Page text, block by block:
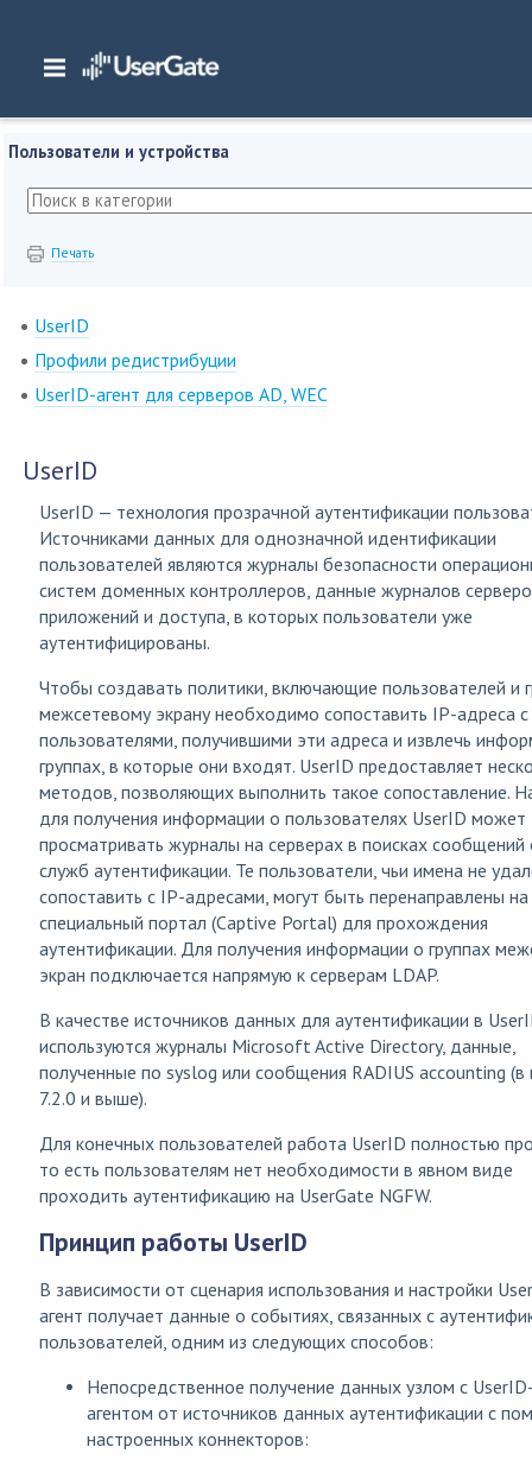
Главная/ Документация/Log Analyzer
Пользователи и устройства
Пользователи и устройства
Печать
UserID
Профили редистрибуции
UserID-агент для серверов AD, WEC
UserID
UserID — технология прозрачной аутентификации
Источниками данных для однозначной идентификации
пользователей являются журналы безопасности
систем доменных контроллеров, данные журналов
приложений и доступа, в которых пользователи уже
аутентифицированы.
Чтобы создавать политики, включающие пользователей и
межсетевому экрану необходимо сопоставить IP-адреса с
пользователями, получившими эти адреса и извлечь
группах, в которые они входят. UserID предоставляет
методов, позволяющих выполнить такое сопоставление.
для получения информации о пользователях UserID может
просматривать журналы на серверах в поисках сообщений
служб аутентификации. Те пользователи, чьи имена не
сопоставить с IP-адресами, могут быть перенаправлены на
специальный портал (Captive Portal) для прохождения
аутентификации. Для получения информации о группах
экран подключается напрямую к серверам LDAP.
В качестве источников данных для аутентификации в
используются журналы Microsoft Active Directory, данные,
полученные по syslog или сообщения RADIUS accounting (в
7.2.0 и выше).
Для конечных пользователей работа UserID полностью
то есть пользователям нет необходимости в явном виде
проходить аутентификацию на UserGate NGFW.
Принцип работы UserID
В зависимости от сценария использования и настройки
агент получает данные о событиях, связанных с
пользователей, одним из следующих способов:
Непосредственное получение данных узлом с
агентом от источников данных аутентификации с
настроенных коннекторов: